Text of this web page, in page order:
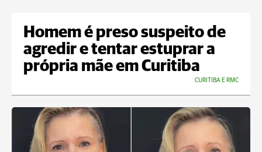
Homem é preso suspeito de
agredir e tentar estuprar a
própria mãe em Curitiba
CURITIBA E RMC